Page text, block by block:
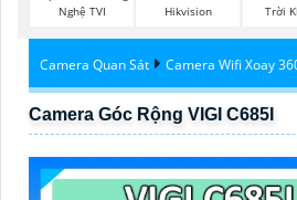
Nghệ TVI
Hikvision
Trời
Camera Quan Sát Camera Wifi Xoay
Camera Góc Rộng VIGI C685I